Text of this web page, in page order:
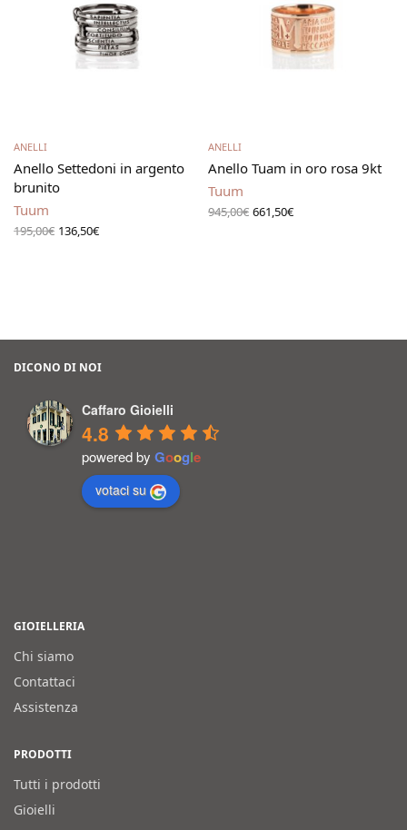
ANELLI
Anello Settedoni in argento
brunito
Tuum
195,00€ Il prezzo
originale
136,50€Il
ANELLI
Anello Tuam in oro rosa 9kt
Tuum
945,00€ Il prezzo
originale
661,50€Il
DICONO DI NOI
Caffaro Gioielli
4.8
powered by Google
votaci su
GIOIELLERIA
Chi siamo
Contattaci
Assistenza
PRODOTTI
Tutti i prodotti
Gioielli